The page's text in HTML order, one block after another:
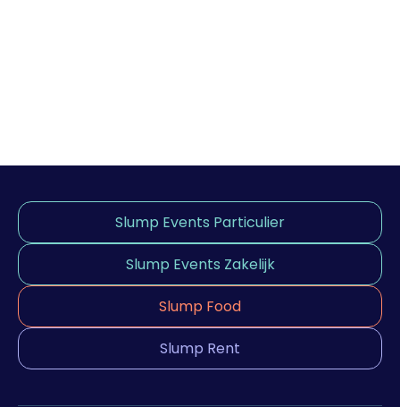
Slump Events Particulier
Slump Events Zakelijk
Slump Food
Slump Rent